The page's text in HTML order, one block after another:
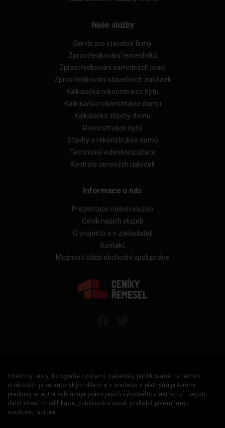
Naše služby
Servis pro stavební firmy
Zprostředkování řemeslníků
Zprostředkování samotných prací
Zprostředkování stavebních zakázek
Kalkulačka rekonstrukce bytu
Kalkulačka rekonstrukce domu
Kalkulačka stavby domu
Rekonstrukce bytů
Stavby a rekonstrukce domů
Technická videokonzultace
Kontrola cenových nabídek
Informace o nás
Prezentace našich služeb
Ceník našich služeb
O projektu a o zakladateli
Kontakt
Možnosti bližší obchodní spolupráce
Všechny texty, fotografie i ostatní materiály publikované na těchto
stránkách jsou autorským dílem a v souladu s platnými právními
předpisy si autor vyhrazuje právo jejich výlučného vlastnictví. Jejich
další šíření, modifikace, publikování apod. podléhá písemnému
souhlasu autora.